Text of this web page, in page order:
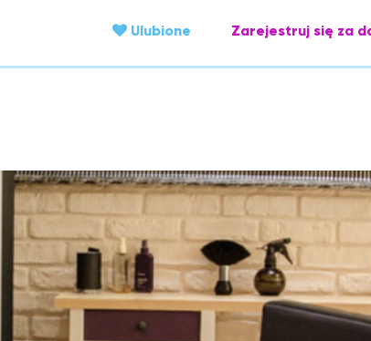
Ulubione Zarejestruj się za